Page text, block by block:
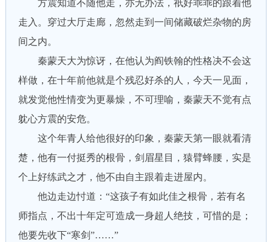
方震知道不随他走，亦无办法，祇好乖乖的跟着他
走入。穿过大厅走廊，忽然走到一间储藏破烂杂物的房
间之内。
秦蒙天大为惊讶，在他认为阎铁翰的性格决不会这
样做，在十年前他就是个残忍好杀的人，今天一见面，
就发觉他性情变为更暴燥，不可理喻，秦蒙天不觉有点
躭心方震的安危。
这个年青人给他很好的印象，秦蒙天第一眼就看清
楚，他有一付挺秀的根骨，剑眉星目，猿臂蜂腰，实是
个上好练武之才，他不由自主跟着走进屋内。
他边走边忖道：“这孩子有如此佳之根骨，若有名
师指点，不出十年定可造成一身超人绝技，可惜的是；
他要先收下“寒剑”……”